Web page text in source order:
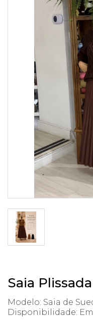
Saia
Modelo: Saia de
Disponibilidade: